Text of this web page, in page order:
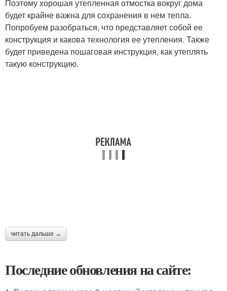
Поэтому хорошая утепленная отмостка вокруг дома
будет крайне важна для сохранения в нем тепла.
Попробуем разобраться, что представляет собой ее
конструкция и какова технология ее утепления. Также
будет приведена пошаговая инструкция, как утеплять
такую конструкцию.
читать дальше →
Последние обновления на сайте: